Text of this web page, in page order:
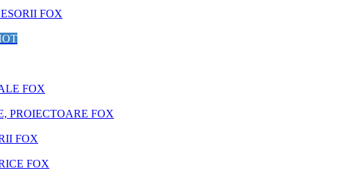
FOX
FOX
PROIECTOARE FOX
FOX
FOX